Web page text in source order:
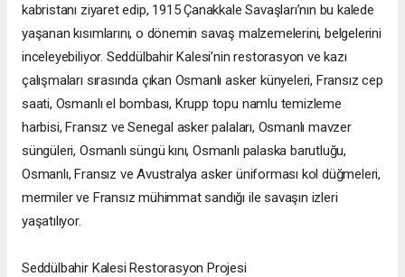
kabristanı ziyaret edip, 1915 Çanakkale Savaşları’nın bu kalede
yaşanan kısımlarını, o dönemin savaş malzemelerini, belgelerini
inceleyebiliyor. Seddülbahir Kalesi’nin restorasyon ve kazı
çalışmaları sırasında çıkan Osmanlı asker künyeleri, Fransız cep
saati, Osmanlı el bombası, Krupp topu namlu temizleme
harbisi, Fransız ve Senegal asker palaları, Osmanlı mavzer
süngüleri, Osmanlı süngü kını, Osmanlı palaska barutluğu,
Osmanlı, Fransız ve Avustralya asker üniforması kol düğmeleri,
mermiler ve Fransız mühimmat sandığı ile savaşın izleri
yaşatılıyor.
Seddülbahir Kalesi Restorasyon Projesi